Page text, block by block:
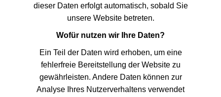
dieser Daten erfolgt automatisch, sobald Sie
unsere Website betreten.
Wofür nutzen wir Ihre Daten?
Ein Teil der Daten wird erhoben, um eine
fehlerfreie Bereitstellung der Website zu
gewährleisten. Andere Daten können zur
Analyse Ihres Nutzerverhaltens verwendet